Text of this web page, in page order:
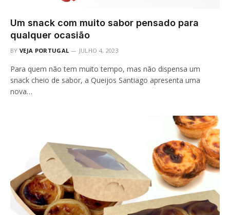
Um snack com muito sabor pensado para
qualquer ocasião
BY VEJA PORTUGAL JULHO 4, 2023
Para quem não tem muito tempo, mas não dispensa um
snack cheio de sabor, a Queijos Santiago apresenta uma
nova…